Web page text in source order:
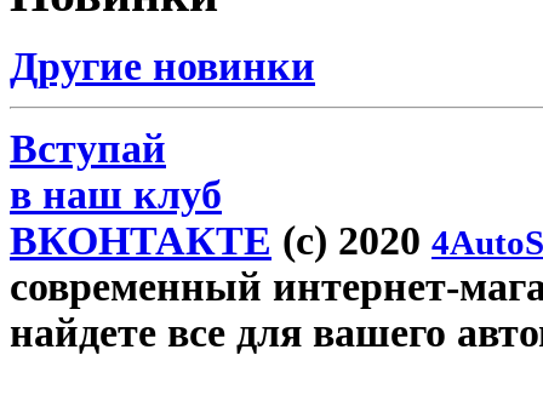
Другие новинки
Вступай
в наш клуб
ВКОНТАКТЕ (c) 2020
современный интернет-
найдете все для вашего